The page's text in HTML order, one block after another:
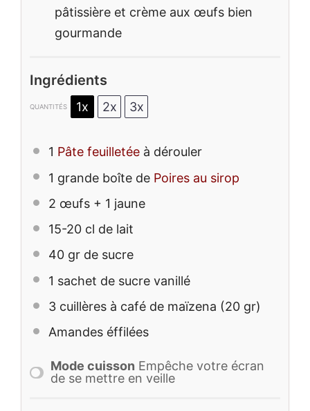
pâtissière et crème aux œufs bien
gourmande
Ingrédients
QUANTITÉS 1x 2x 3x
1 Pâte feuilletée à dérouler
1 grande boîte de Poires au sirop
2 œufs + 1 jaune
15-20 cl de lait
40 gr de sucre
1 sachet de sucre vanillé
3 cuillères à café de maïzena (20 gr)
Amandes éffilées
Mode cuisson Empêche votre écran
de se mettre en veille